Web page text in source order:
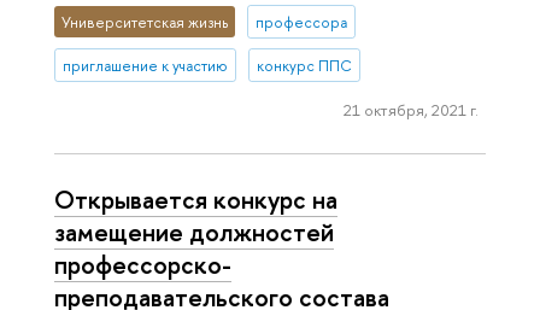
Университетская жизнь профессора
приглашение к участию конкурс ППС
21 октября, 2021 г.
Открывается конкурс на
замещение должностей
профессорско-
преподавательского состава